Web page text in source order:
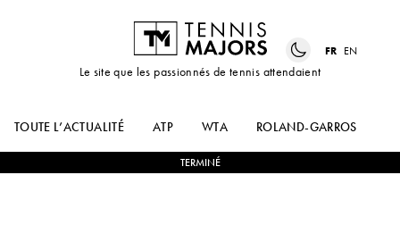
Le site que les passionnés de tennis attendaient
FR EN
TOUTE L’ACTUALITÉ ATP WTA ROLAND-GARROS
TERMINÉ